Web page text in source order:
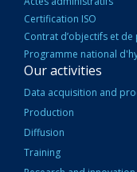
Certification ISO
Contrat d’objectifs et
Programme national
Our activities
Data acquisition and
Production
Diffusion
Training